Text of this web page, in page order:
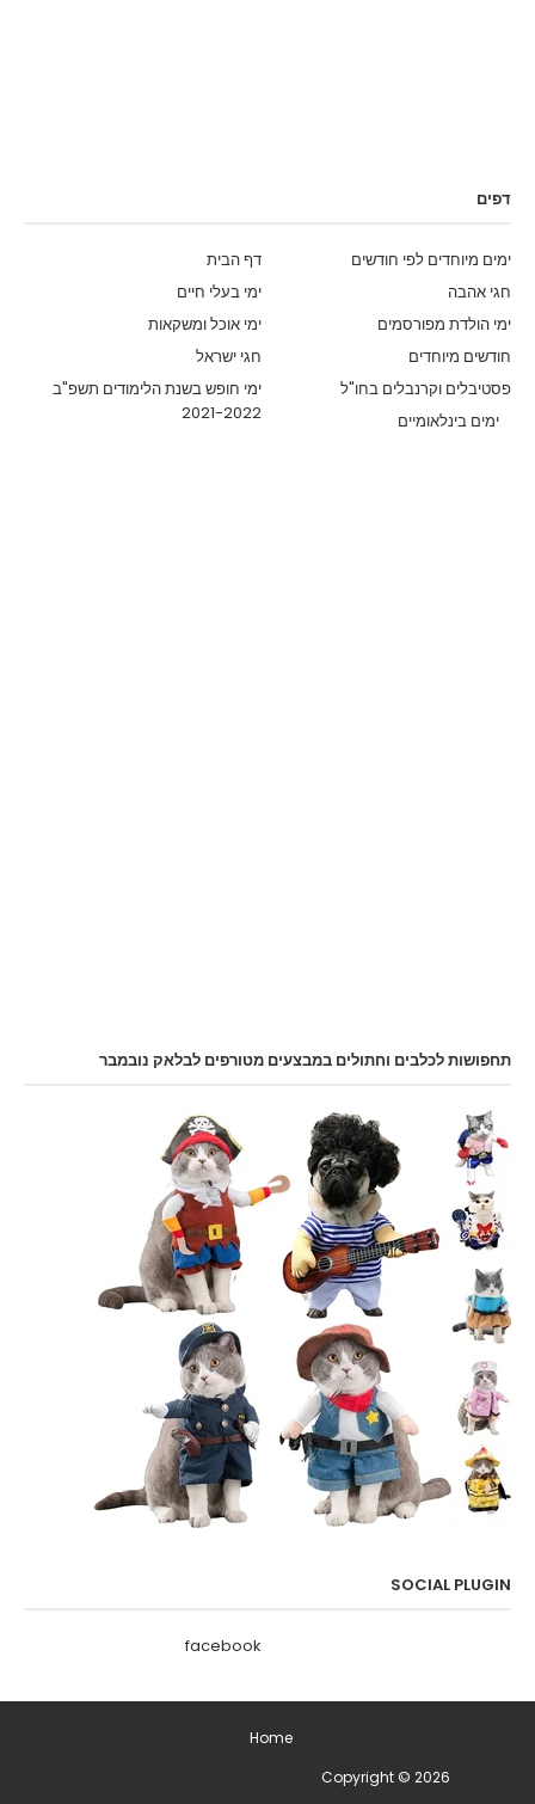
דפים
דף הבית
ימים מיוחדים לפי חודשים
ימי בעלי חיים
חגי אהבה
ימי אוכל ומשקאות
ימי הולדת מפורסמים
חגי ישראל
חודשים מיוחדים
ימי חופש בשנת הלימודים תשפ"ב
2021-2022
פסטיבלים וקרנבלים בחו"ל
ימים בינלאומיים
תחפושות לכלבים וחתולים במבצעים מטורפים לבלאק נובמבר
SOCIAL PLUGIN
facebook
Home
Copyright © 2026